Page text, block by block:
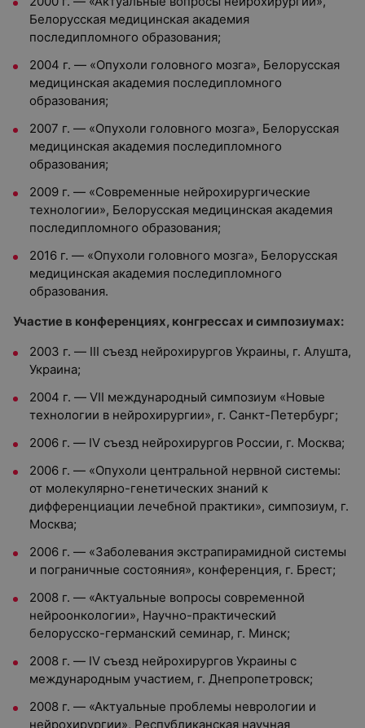
Белорусская медицинская академия
последипломного образования;
2004 г. — «Опухоли головного мозга», Белорусская
медицинская академия последипломного
образования;
2007 г. — «Опухоли головного мозга», Белорусская
медицинская академия последипломного
образования;
2009 г. — «Современные нейрохирургические
технологии», Белорусская медицинская академия
последипломного образования;
2016 г. — «Опухоли головного мозга», Белорусская
медицинская академия последипломного
образования.
Участие в конференциях, конгрессах и симпозиумах:
2003 г. — III съезд нейрохирургов Украины, г. Алушта,
Украина;
2004 г. — VII международный симпозиум «Новые
технологии в нейрохирургии», г. Санкт-Петербург;
2006 г. — IV съезд нейрохирургов России, г. Москва;
2006 г. — «Опухоли центральной нервной системы:
от молекулярно-генетических знаний к
дифференциации лечебной практики», симпозиум, г.
Москва;
2006 г. — «Заболевания экстрапирамидной системы
и пограничные состояния», конференция, г. Брест;
2008 г. — «Актуальные вопросы современной
нейроонкологии», Научно-практический
белорусско-германский семинар, г. Минск;
2008 г. — IV съезд нейрохирургов Украины с
международным участием, г. Днепропетровск;
2008 г. — «Актуальные проблемы неврологии и
нейрохирургии», Республиканская научная